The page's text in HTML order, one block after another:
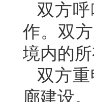
双方
作。双
境内的所
双方
廊建设。